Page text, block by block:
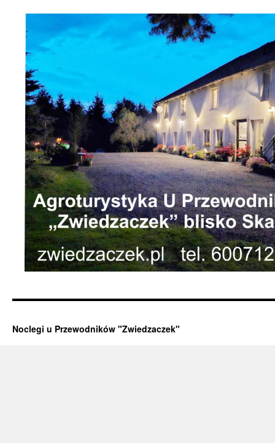
Noclegi u Przewodników "Zwiedzaczek"